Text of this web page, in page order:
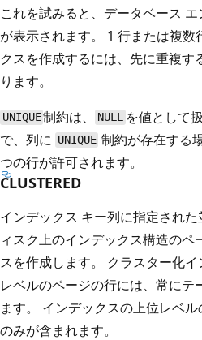
これを試みると、データベース
が表示されます。 1 行または複数
クスを作成するには、先に重複す
ります。
UNIQUE制約は、 NULLを値として
で、列に UNIQUE 制約が存在する
つの行が許可されます。
CLUSTERED
インデックス キー列に指定され
ィスク上のインデックス構造のペ
スを作成します。 クラスター化
レベルのページの行には、常に
ます。 インデックスの上位レベ
のみが含まれます。